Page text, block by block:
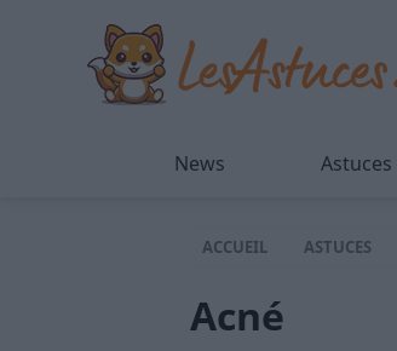
News Astuces
ACCUEIL ASTUCES
Acné